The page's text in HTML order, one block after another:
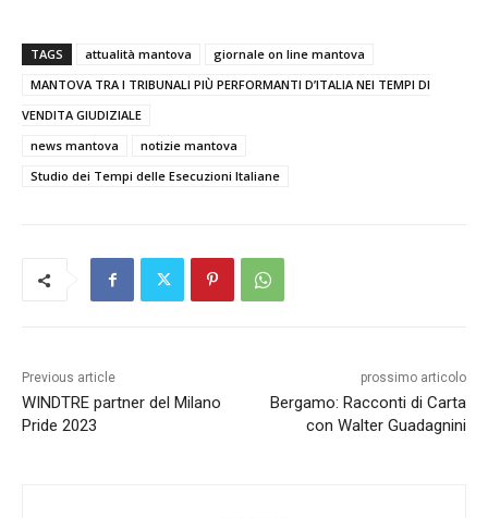
TAGS attualità mantova
giornale on line mantova
MANTOVA TRA I TRIBUNALI PIÙ PERFORMANTI D’ITALIA NEI TEMPI DI
VENDITA GIUDIZIALE
news mantova
notizie mantova
Studio dei Tempi delle Esecuzioni Italiane
Previous article
WINDTRE partner del Milano
Pride 2023
prossimo articolo
Bergamo: Racconti di Carta
con Walter Guadagnini